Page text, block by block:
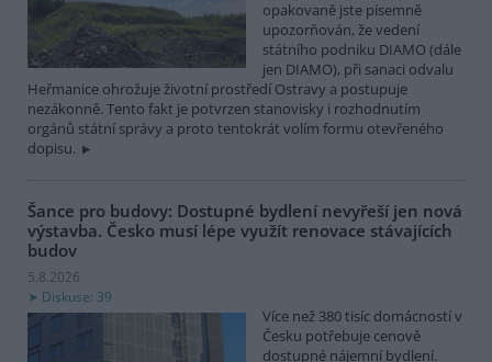
opakovaně jste písemně
upozorňován, že vedení
státního podniku DIAMO (dále
jen DIAMO), při sanaci odvalu
Heřmanice ohrožuje životní prostředí Ostravy a postupuje
nezákonně. Tento fakt je potvrzen stanovisky i rozhodnutím
orgánů státní správy a proto tentokrát volím formu otevřeného
dopisu.
Šance pro budovy: Dostupné bydlení nevyřeší jen nová
výstavba. Česko musí lépe využít renovace stávajících
budov
5.8.2026
Diskuse: 39
Více než 380 tisíc domácností v
Česku potřebuje cenově
dostupné nájemní bydlení.